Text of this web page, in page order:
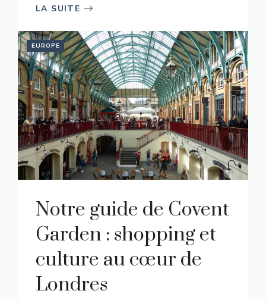
LA SUITE
EUROPE
Notre guide de Covent
Garden : shopping et
culture au cœur de
Londres